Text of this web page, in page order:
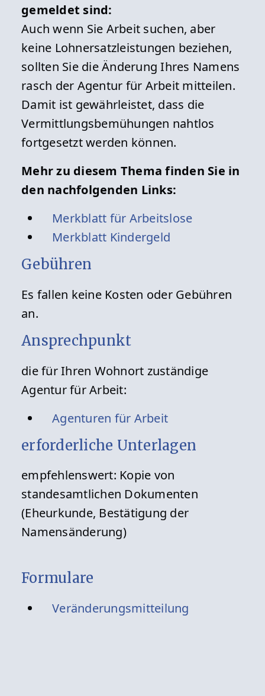
gemeldet sind:
Auch wenn Sie Arbeit suchen, aber
keine Lohnersatzleistungen beziehen,
sollten Sie die Änderung Ihres Namens
rasch der Agentur für Arbeit mitteilen.
Damit ist gewährleistet, dass die
Vermittlungsbemühungen nahtlos
fortgesetzt werden können.
Mehr zu diesem Thema finden Sie in
den nachfolgenden Links:
Merkblatt für Arbeitslose
Merkblatt Kindergeld
Gebühren
Es fallen keine Kosten oder Gebühren
an.
Ansprechpunkt
die für Ihren Wohnort zuständige
Agentur für Arbeit:
Agenturen für Arbeit
erforderliche Unterlagen
empfehlenswert: Kopie von
standesamtlichen Dokumenten
(Eheurkunde, Bestätigung der
Namensänderung)
Formulare
Veränderungsmitteilung